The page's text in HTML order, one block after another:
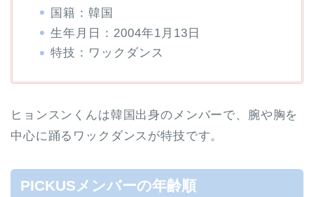
国籍：韓国
生年月日：2004年1月13日
特技：ワックダンス
ヒョンスンくんは韓国出身のメンバーで、腕や胸を
中心に踊るワックダンスが特技です。
PICKUSメンバーの年齢順